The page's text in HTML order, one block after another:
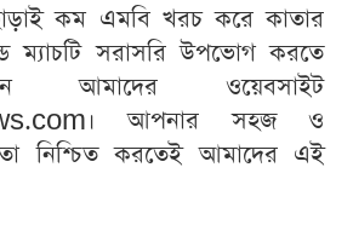
কম এমবি খরচ করে কাতার
ম্যাচটি সরাসরি উপভোগ করতে
আমাদের ওয়েবসাইট
আপনার সহজ ও
নিশ্চিত করতেই আমাদের এই